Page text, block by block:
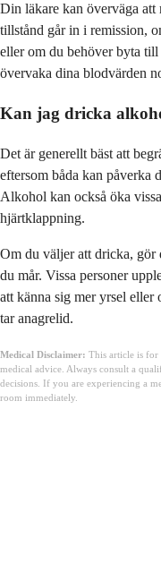
Din läkare kan överväga att
tillstånd går in i remission,
eller om du behöver byta
övervaka dina blodvärden
Kan jag dricka
Det är generellt bäst att
eftersom båda kan påverka
Alkohol kan också öka
hjärtklappning.
Om du väljer att dricka, gör
du mår. Vissa personer
att känna sig mer yrsel eller
tar anagrelid.
Medical Disclaimer: This article is for
medical advice. Always consult a
decisions. If you are experiencing a
room immediately.